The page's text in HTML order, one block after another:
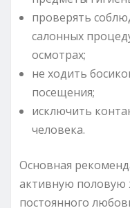
проверять
салонных
осмотрах;
не ходить
посещения;
исключить
человека.
Основная
активную половую
постоянного